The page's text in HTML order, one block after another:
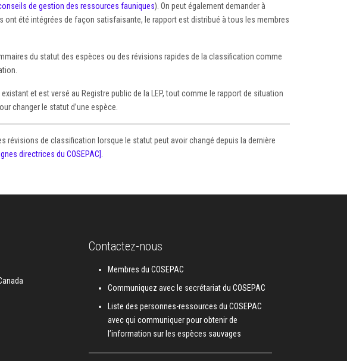
de gestion des ressources fauniques). On peut également demander à
été intégrées de façon satisfaisante, le rapport est distribué à tous les membres
du statut des espèces ou des révisions rapides de la classification comme
et est versé au Registre public de la LEP, tout comme le rapport de situation
changer le statut d’une espèce.
de classification lorsque le statut peut avoir changé depuis la dernière
directrices du COSEPAC]
Contactez-nous
Membres du COSEPAC
Communiquez avec le secrétariat du COSEPAC
Liste des personnes-ressources du COSEPAC
avec qui communiquer pour obtenir de
l’information sur les espèces sauvages